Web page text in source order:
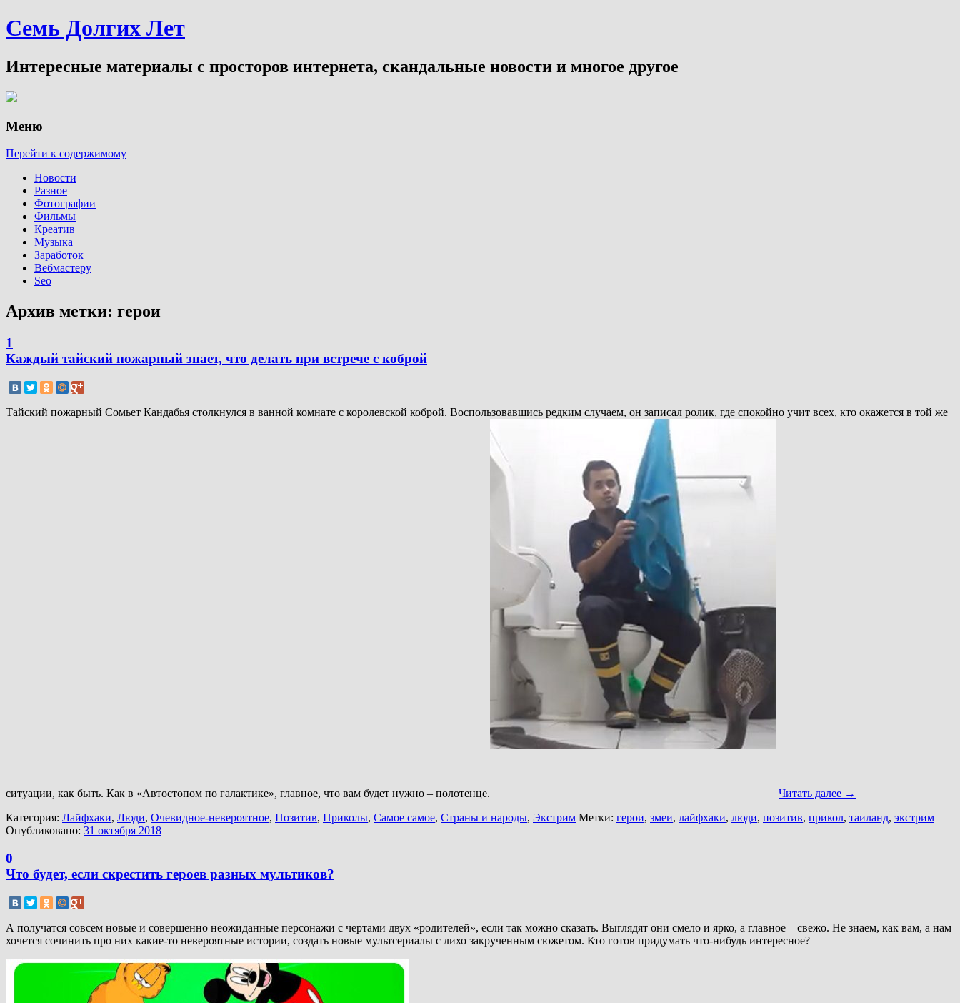
Семь Долгих Лет
Интересные материалы с просторов интернета, скандальные новости и многое другое
Меню
Перейти к содержимому
Новости
Разное
Фотографии
Фильмы
Креатив
Музыка
Заработок
Вебмастеру
Seo
Архив метки: герои
1
Каждый тайский пожарный знает, что делать при встрече с коброй
Тайский пожарный Сомьет Кандабья столкнулся в ванной комнате с королевской коброй. Воспользовавшись редким случаем, он записал ролик, где спокойно учит всех, кто окажется в той же
ситуации, как быть. Как в «Автостопом по галактике», главное, что вам будет нужно – полотенце. Читать далее →
Категория: Лайфхаки, Люди, Очевидное-невероятное, Позитив, Приколы, Самое самое, Страны и народы, Экстрим Метки: герои, змеи, лайфхаки, люди, позитив, прикол, таиланд, экстрим
Опубликовано: 31 октября 2018
0
Что будет, если скрестить героев разных мультиков?
А получатся совсем новые и совершенно неожиданные персонажи с чертами двух «родителей», если так можно сказать. Выглядят они смело и ярко, а главное – свежо. Не знаем, как вам, а нам
хочется сочинить про них какие-то невероятные истории, создать новые мультсериалы с лихо закрученным сюжетом. Кто готов придумать что-нибудь интересное?